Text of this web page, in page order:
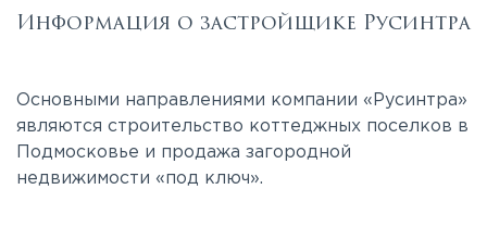
Информация о застройщике Русинтра
Основными направлениями компании «Русинтра»
являются строительство коттеджных поселков в
Подмосковье и продажа загородной
недвижимости «под ключ».